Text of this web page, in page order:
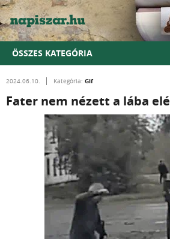
ÖSSZES KATEGÓRIA
2024.06.10. Kategória: Gif
Fater nem nézett a lába elé